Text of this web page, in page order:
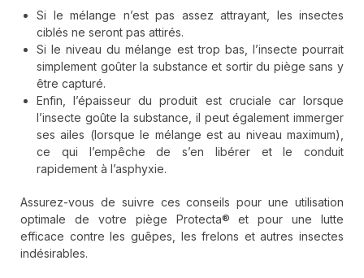
Si le mélange n’est pas assez attrayant, les insectes
ciblés ne seront pas attirés.
Si le niveau du mélange est trop bas, l’insecte pourrait
simplement goûter la substance et sortir du piège sans y
être capturé.
Enfin, l’épaisseur du produit est cruciale car lorsque
l’insecte goûte la substance, il peut également immerger
ses ailes (lorsque le mélange est au niveau maximum),
ce qui l’empêche de s’en libérer et le conduit
rapidement à l’asphyxie.
Assurez-vous de suivre ces conseils pour une utilisation
optimale de votre piège Protecta® et pour une lutte
efficace contre les guêpes, les frelons et autres insectes
indésirables.